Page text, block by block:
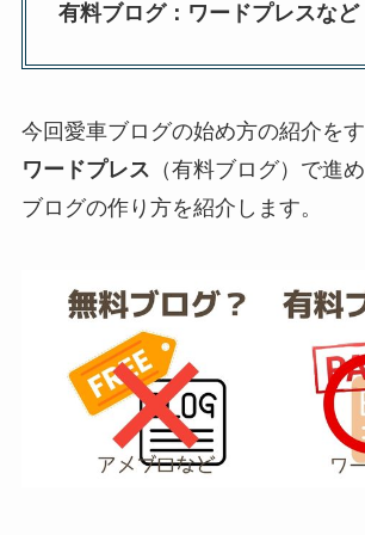
有料ブログ：ワードプレスなど
今回愛車ブログの始め方の紹介をす
ワードプレス （有料ブログ）で進
ブログの作り方を紹介します。